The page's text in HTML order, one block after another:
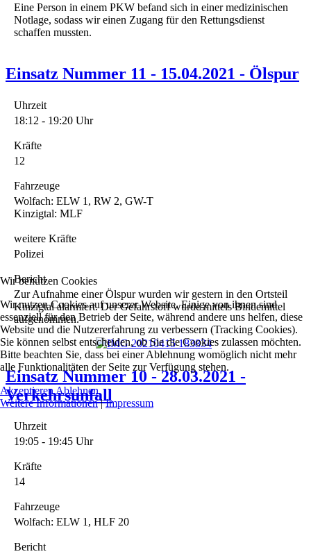
Eine Person in einem PKW befand sich in einer medizinischen
Notlage, sodass wir einen Zugang für den Rettungsdienst
schaffen mussten.
Einsatz Nummer 11 - 15.04.2021 - Ölspur
Uhrzeit
18:12 - 19:20 Uhr
Kräfte
12
Fahrzeuge
Wolfach: ELW 1, RW 2, GW-T
Kinzigtal: MLF
weitere Kräfte
Polizei
Bericht
Zur Aufnahme einer Ölspur wurden wir gestern in den Ortsteil
Kinzigtal alarmiert. Der Gefahrstoff wurde mittels Bindemittel
aufgenommen.
Einsatz Nummer 10 - 28.03.2021 -
Verkehrsunfall
Uhrzeit
19:05 - 19:45 Uhr
Kräfte
14
Fahrzeuge
Wolfach: ELW 1, HLF 20
Bericht
Wir benutzen Cookies
Wir nutzen Cookies auf unserer Website. Einige von ihnen sind
essenziell für den Betrieb der Seite, während andere uns helfen, diese
Website und die Nutzererfahrung zu verbessern (Tracking Cookies).
Sie können selbst entscheiden, ob Sie die Cookies zulassen möchten.
Bitte beachten Sie, dass bei einer Ablehnung womöglich nicht mehr
alle Funktionalitäten der Seite zur Verfügung stehen.
Akzeptieren Ablehnen
Weitere Informationen|Impressum